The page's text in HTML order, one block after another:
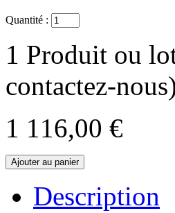
Quantité :
1 Produit ou
contactez-
1 116,00 €
Description